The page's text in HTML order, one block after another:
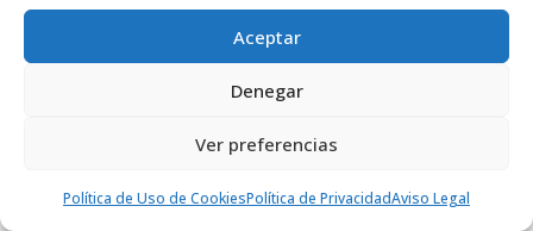
Aceptar
Denegar
Ver preferencias
Política de Uso de CookiesPolítica de PrivacidadAviso Legal